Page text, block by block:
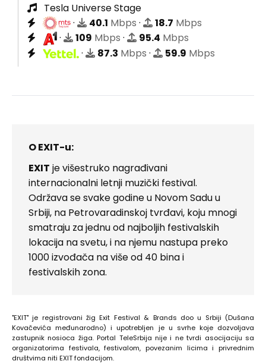
Tesla Universe Stage
·
40.1 Mbps · 18.7 Mbps
·
109 Mbps · 95.4 Mbps
·
87.3 Mbps · 59.9 Mbps
O EXIT-u:
EXIT je višestruko nagrađivani
internacionalni letnji muzički festival.
Održava se svake godine u Novom Sadu u
Srbiji, na Petrovaradinskoj tvrđavi, koju mnogi
smatraju za jednu od najboljih festivalskih
lokacija na svetu, i na njemu nastupa preko
1000 izvođača na više od 40 bina i
festivalskih zona.
"EXIT" je registrovani žig Exit Festival & Brands doo u Srbiji (Dušana
Kovačevića međunarodno) i upotrebljen je u svrhe koje dozvoljava
zastupnik nosioca žiga. Portal TeleSrbija nije i ne tvrdi asocijaciju sa
organizatorima festivala, festivalom, povezanim licima i privrednim
društvima niti EXIT fondacijom.